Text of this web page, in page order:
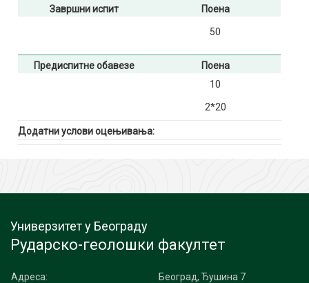
Завршни испит
Поена
50
Предиспитне обавезе
Поена
10
2*20
Додатни услови оцењивања:
Универзитет у Београду
Рударско-геолошки факултет
Адреса:
Београд, Ђушина 7